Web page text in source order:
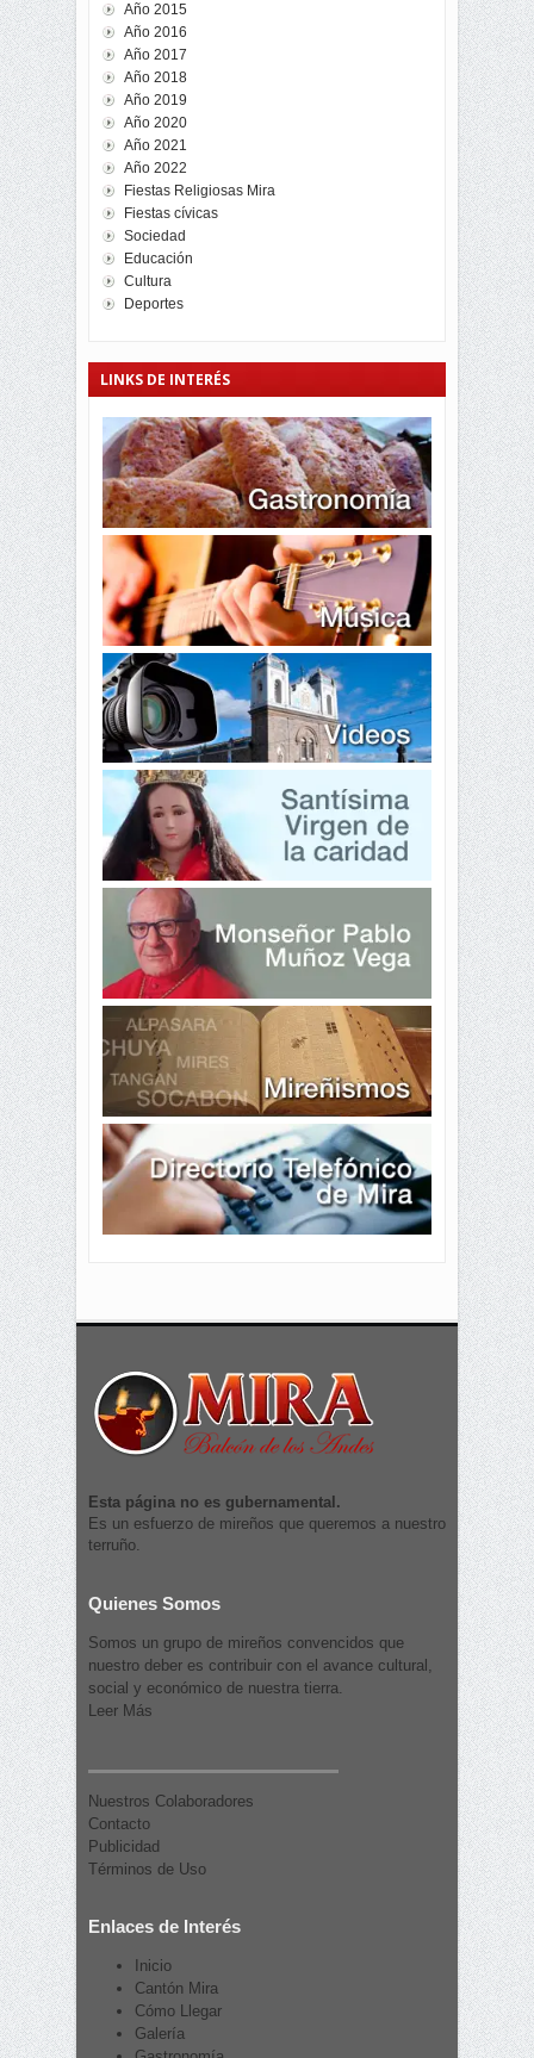
Año 2015
Año 2016
Año 2017
Año 2018
Año 2019
Año 2020
Año 2021
Año 2022
Fiestas Religiosas Mira
Fiestas cívicas
Sociedad
Educación
Cultura
Deportes
LINKS DE INTERÉS
Esta página no es gubernamental.
Es un esfuerzo de mireños que queremos a nuestro
terruño.
Quienes Somos
Somos un grupo de mireños convencidos que
nuestro deber es contribuir con el avance cultural,
social y económico de nuestra tierra.
Leer Más
Nuestros Colaboradores
Contacto
Publicidad
Términos de Uso
Enlaces de Interés
Inicio
Cantón Mira
Cómo Llegar
Galería